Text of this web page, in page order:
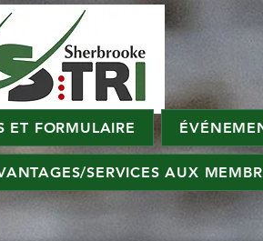
ET FORMULAIRE
SERVICES AUX